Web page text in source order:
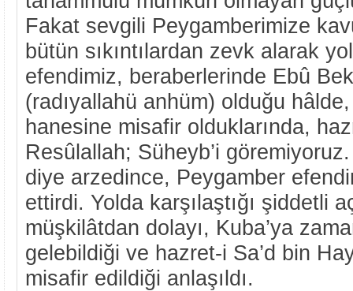
Fakat sevgili Peygamberimize
bütün sıkıntılardan zevk alarak
efendimiz, beraberlerinde Ebû
(radıyallahü anhüm) olduğu
hanesine misafir olduklarında,
Resûlallah; Süheyb’i
diye arzedince, Peygamber
ettirdi. Yolda karşılaştığı şiddetli
müşkilâtdan dolayı, Kuba’ya
gelebildiği ve hazret-i Sa’d bin
misafir edildiği anlaşıldı.